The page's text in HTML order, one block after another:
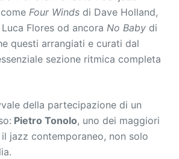
Four Windsdi Dave Holland,
Flores od ancora No Babydi
questi arrangiati e curati dal
sezione ritmica completa
della partecipazione di un
Pietro Tonolo, uno dei maggiori
jazz contemporaneo, non solo